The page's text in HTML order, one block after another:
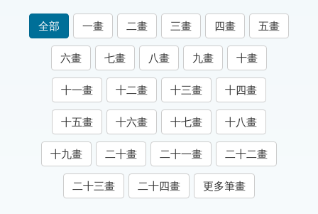
索引選單
知識索引
單字索引
生命大百科索引
遊戲專區
全部 一畫 二畫 三畫 四畫 五畫
六畫 七畫 八畫 九畫 十畫
十一畫 十二畫 十三畫 十四畫
十五畫 十六畫 十七畫 十八畫
十九畫 二十畫 二十一畫 二十二畫
二十三畫 二十四畫 更多筆畫